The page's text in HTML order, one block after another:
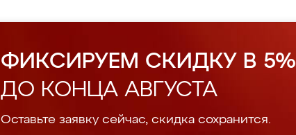
ФИКСИРУЕМ СКИДКУ В 5%
ДО КОНЦА АВГУСТА
Оставьте заявку сейчас, скидка сохранится.